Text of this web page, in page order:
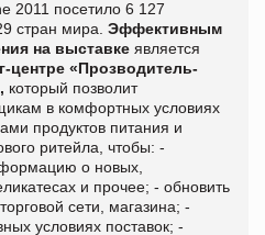
2011 посетило 6 127
стран мира. Эффективным
на выставке является
центре «Прозводитель-
который позволит
в комфортных условиях
продуктов питания и
ритейла, чтобы: -
о новых,
и прочее; - обновить
сети, магазина; -
условиях поставок; -